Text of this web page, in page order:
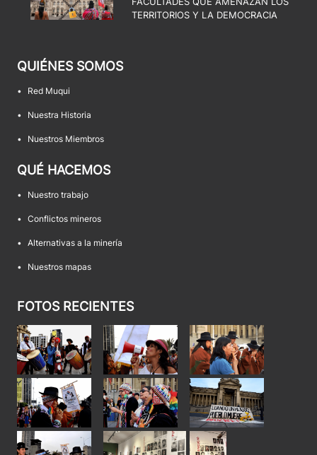
TERRITORIOS Y LA DEMOCRACIA
QUIÉNES SOMOS
• Red Muqui
• Nuestra Historia
• Nuestros Miembros
QUÉ HACEMOS
• Nuestro trabajo
• Conflictos mineros
• Alternativas a la minería
• Nuestros mapas
FOTOS RECIENTES